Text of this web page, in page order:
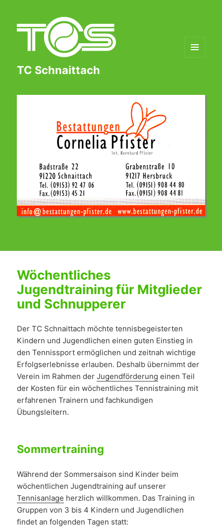
TC Schnaittach
Wöchentliches
Jugendtraining für Mitglieder
und Schnupperer
Der TC Schnaittach möchte tennisbegeisterten
Kindern und Jugendlichen einen guten Einstieg in
den Tennissport ermöglichen und zeitnah wichtige
Erfolgserlebnisse erlauben. Deshalb übernimmt der
Verein im Rahmen derJugendförderung einen Teil
der Kosten für ein wöchentliches Tennistraining mit
erfahrenen Trainern und fachkundigen
Übungsleitern.
Sommertraining
Während der Sommersaison sind Kinder beim
wöchentlichen Jugendtraining auf unserer
Tennisanlage herzlich willkommen. Das Training in
Gruppen von 3 bis 4 Kindern und Jugendlichen
findet an folgenden Tagen statt: